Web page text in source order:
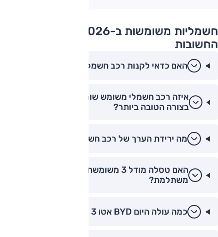
החשובות
האם כדאי לקנות רכב חשמלי משומש ב-2026?
איזה רכב חשמלי משומש שומר על הערך שלו
בצורה הטובה ביותר?
מה ירידת הערך של רכב חשמלי משומש?
האם טסלה מודל 3 משומשת עדיין נחשבת לעסקה
משתלמת?
כמה עולה היום BYD אטו 3 משומש?